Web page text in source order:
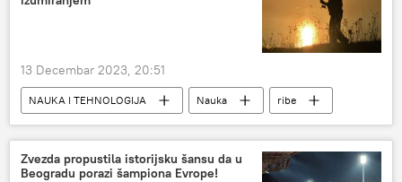
13 Decembar 2023, 20:51
NAUKA I TEHNOLOGIJA Nauka
ribe
losos
klimatske promene
ugrožene životinje
Zvezda propustila istorijsku šansu da u
Beogradu porazi šampiona Evrope!